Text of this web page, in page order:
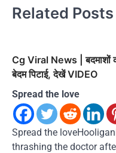
Related Posts
Cg Viral News | बदमाशों
बेदम पिटाई, देखें VIDEO
Spread the love
Spread the
thrashing the doctor